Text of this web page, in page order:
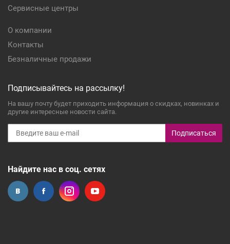
Сервисные центры
О компании
Контакты
Безналичные продажи
Подписывайтесь на рассылку!
На вашу почту будет приходить информация о скидках, новинках и
другие интересные новости сайта.
Подписаться
Найдите нас в соц. сетях